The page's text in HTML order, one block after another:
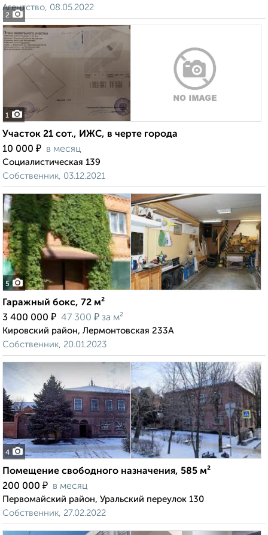
2
Агентство, 08.05.2022
1
Участок 21 сот., ИЖС, в черте города
10 000 ₽ в месяц
Социалистическая 139
Собственник, 03.12.2021
5
Гаражный бокс, 72 м²
3 400 000 ₽ 47 300 ₽ за м²
Кировский район, Лермонтовская 233А
Собственник, 20.01.2023
4
Помещение свободного назначения, 585 м²
200 000 ₽ в месяц
Первомайский район, Уральский переулок 130
Собственник, 27.02.2022